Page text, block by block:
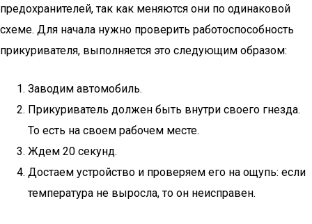
предохранителей, так как меняются они по одинаковой
схеме. Для начала нужно проверить работоспособность
прикуривателя, выполняется это следующим образом:
Заводим автомобиль.
Прикуриватель должен быть внутри своего гнезда.
То есть на своем рабочем месте.
Ждем 20 секунд.
Достаем устройство и проверяем его на ощупь: если
температура не выросла, то он неисправен.